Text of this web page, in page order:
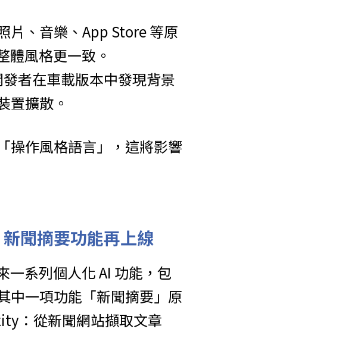
片、音樂、App Store 等原
體風格更一致。
發者在車載版本中發現背景
置擴散。
操作風格語言」，這將影響
聞摘要功能再上線
一系列個人化 AI 功能，包
中一項功能「新聞摘要」原
：從新聞網站擷取文章